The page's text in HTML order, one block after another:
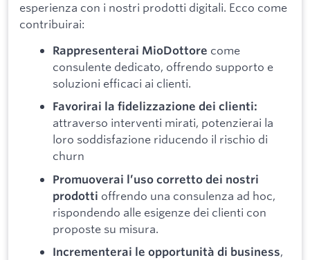
esperienza con i nostri prodotti digitali. Ecco come
contribuirai:
Rappresenterai MioDottore come
consulente dedicato, offrendo supporto e
soluzioni efficaci ai clienti.
Favorirai la fidelizzazione dei clienti:
attraverso interventi mirati, potenzierai la
loro soddisfazione riducendo il rischio di
churn
Promuoverai l’uso corretto dei nostri
prodotti offrendo una consulenza ad hoc,
rispondendo alle esigenze dei clienti con
proposte su misura.
Incrementerai le opportunità di business,